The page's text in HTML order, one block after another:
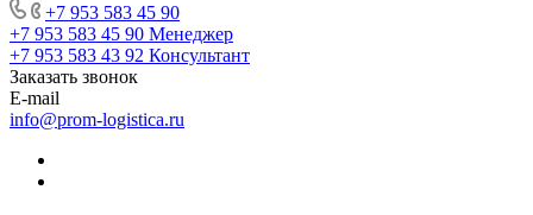
+7 953 583 45 90
+7 953 583 45 90 Менеджер
+7 953 583 43 92 Консультант
Заказать звонок
E-mail
info@prom-logistica.ru